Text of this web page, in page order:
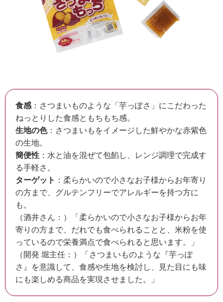
食感 ：さつまいものような「芋っぽさ」にこだわった
ねっとりした食感ともちもち感。
生地の色：さつまいもをイメージした鮮やかな赤紫色
の生地。
簡便性 ：水と油を混ぜて包餡し、レンジ調理で完成す
る手軽さ。
ターゲット ：柔らかいので小さなお子様からお年寄り
の方まで、グルテンフリーでアレルギーを持つ方に
も。
（酒井さん：）「柔らかいので小さなお子様からお年
寄りの方まで、だれでも食べられることと、米粉を使
っているので栄養満点で食べられると思います。」
（開発 堀主任：）「さつまいものような『芋っぽ
さ』を意識して、食感や生地を検討し、見た目にも味
にも楽しめる商品を実現させました。」